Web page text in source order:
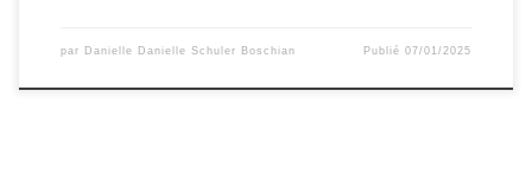
par Danielle Danielle Schuler Boschian Publié07/01/2025